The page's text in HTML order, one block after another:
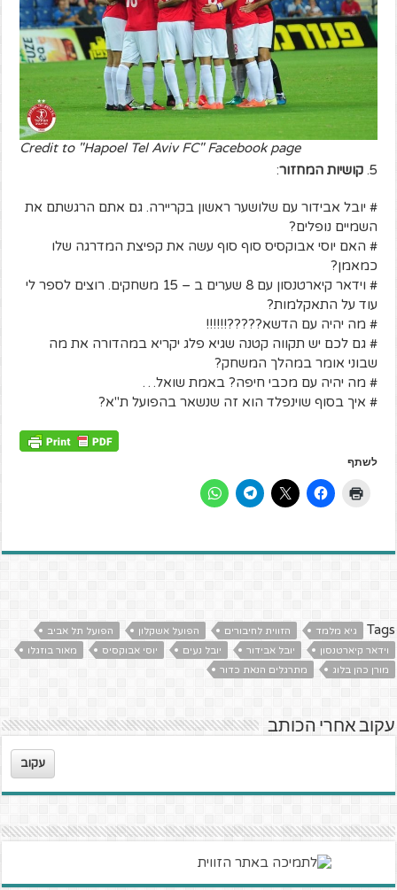
Credit to "Hapoel Tel Aviv FC" Facebook page
5. קושיות המחזור:
# יובל אבידור עם שלושער ראשון בקריירה. גם אתם הרגשתם את
השמיים נופלים?
# האם יוסי אבוקסיס סוף סוף עשה את קפיצת המדרגה שלו
כמאמן?
# וידאר קיארטנסון עם 8 שערים ב – 15 משחקים. רוצים לספר לי
עוד על התאקלמות?
# מה יהיה עם הדשא?????!!!!!!
# גם לכם יש תקווה קטנה שגיא פלג יקריא במהדורה את מה
שבוני אומר במהלך המשחק?
# מה יהיה עם מכבי חיפה? באמת שואל…
# איך בסוף שוינפלד הוא זה שנשאר בהפועל ת"א?
לשתף
Tags גיא מלמד הזווית לחיבורים הפועל אשקלון
הפועל תל אביב
וידאר קיארטנסון
יובל אבידור יובל נעים יוסי אבוקסיס
מאור בוזגלו
מורן כהן בלוג
מתרגלים הנאת כדור
עקוב אחרי הכותב
עקוב